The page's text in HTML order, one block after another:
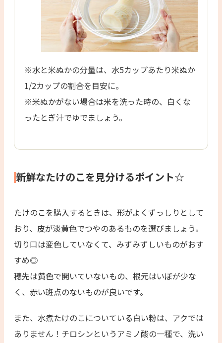
※水と米ぬかの分量は、水5カップあたり米ぬか
1/2カップの割合を目安に。
※米ぬかがない場合は米を洗った時の、白くな
ったとぎ汁でゆでましょう。
新鮮なたけのこを見分けるポイント☆
たけのこを購入するときは、形がよくずっしりとして
おり、皮が淡黄色でつやのあるものを選びましょう。
切り口は変色していなくて、みずみずしいものがおす
すめ◎
穂先は黄色で開いていないもの、根元はいぼが少な
く、赤い斑点のないものが良いです。
また、水煮たけのこについている白い粉は、アクでは
ありません！チロシンというアミノ酸の一種で、洗い